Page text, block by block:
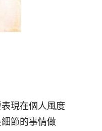
現在個人風度
節的事情做